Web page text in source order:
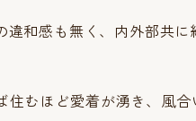
和感も無く、内外部共
むほど愛着が湧き、風